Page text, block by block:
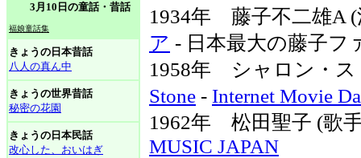
3月10日の童話・昔話
福娘童話集
きょうの日本昔話
八人の真ん中
きょうの世界昔話
秘密の花園
きょうの日本民話
改心した、おいはぎ
1934年 藤子不二雄
ア - 日本最大の藤子フ
1958年 シャロン・
Stone - Internet Movie
1962年 松田聖子 (
MUSIC JAPAN